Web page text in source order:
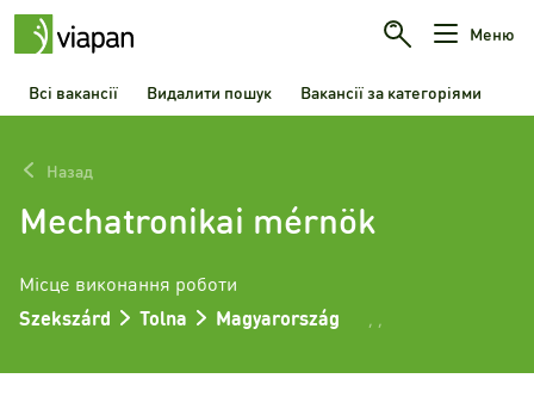
Меню
Всі вакансії Видалити пошук Вакансії за категоріями
Назад
Mechatronikai mérnök
Місце виконання роботи
Szekszárd
Tolna Magyarország